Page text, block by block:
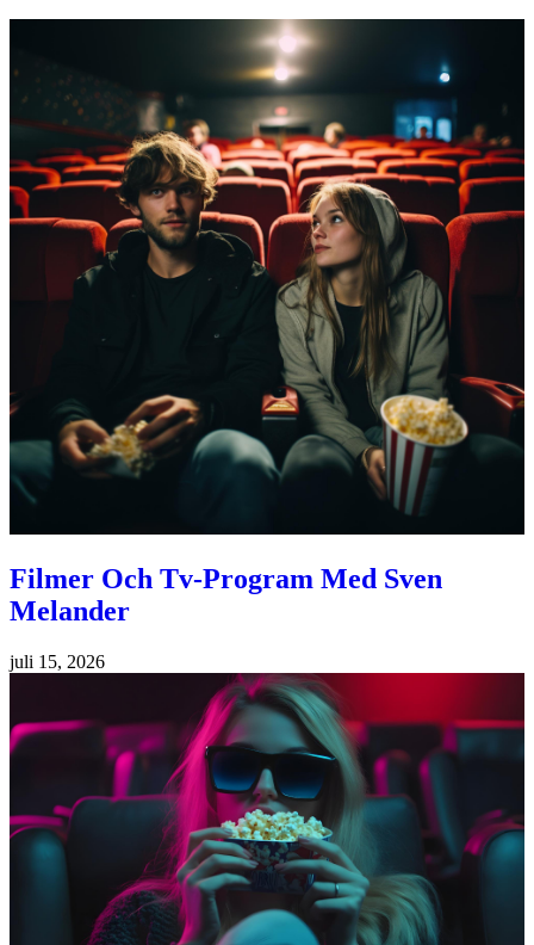
Filmer Och Tv-Program Med Sven
Melander
juli 15, 2026